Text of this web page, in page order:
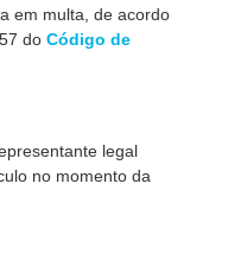
em multa, de acordo
do Código de
legal
no momento da